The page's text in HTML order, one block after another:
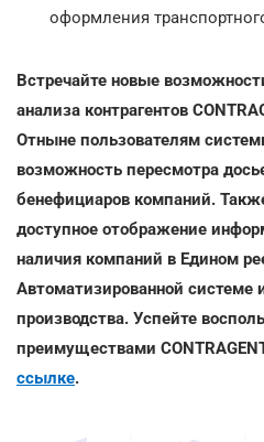
оформления
Встречайте новые
анализа контрагентов
Отныне пользователям
возможность пересмотра
бенефициаров компаний.
доступное отображение
наличия компаний в Едином
Автоматизированной системе
производства. Успейте
преимуществами
ссылке.